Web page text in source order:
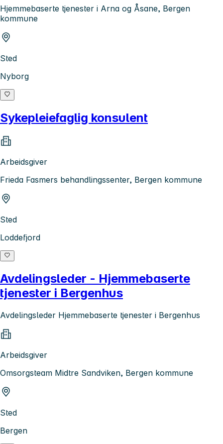
Hjemmebaserte tjenester i Arna og Åsane, Bergen
kommune
Sted
Nyborg
Sykepleiefaglig konsulent
Arbeidsgiver
Frieda Fasmers behandlingssenter, Bergen kommune
Sted
Loddefjord
Avdelingsleder - Hjemmebaserte
tjenester i Bergenhus
Avdelingsleder Hjemmebaserte tjenester i Bergenhus
Arbeidsgiver
Omsorgsteam Midtre Sandviken, Bergen kommune
Sted
Bergen